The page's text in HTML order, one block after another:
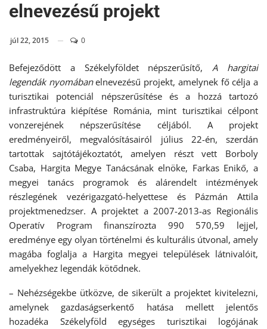
elnevezésű projekt
júl 22, 2015 0
Befejeződött a Székelyföldet népszerűsítő,A hargitai
legendák nyomábanelnevezésű projekt, amelynek fő célja a
turisztikai potenciál népszerűsítése és a hozzá tartozó
infrastruktúra kiépítése Románia, mint turisztikai célpont
vonzerejének népszerűsítése céljából. A projekt
eredményeiről, megvalósításairól július 22-én, szerdán
tartottak sajtótájékoztatót, amelyen részt vett Borboly
Csaba, Hargita Megye Tanácsának elnöke, Farkas Enikő, a
megyei tanács programok és alárendelt intézmények
részlegének vezérigazgató-helyettese és Pázmán Attila
projektmenedzser. A projektet a 2007-2013-as Regionális
Operatív Program finanszírozta 990 570,59 lejjel,
eredménye egy olyan történelmi és kulturális útvonal, amely
magába foglalja a Hargita megyei települések látnivalóit,
amelyekhez legendák kötődnek.
– Nehézségekbe ütközve, de sikerült a projektet kivitelezni,
amelynek gazdaságserkentő hatása mellett jelentős
hozadéka Székelyföld egységes turisztikai logójának